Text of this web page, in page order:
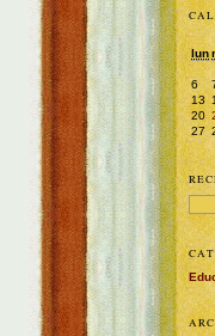
lun
6
13
20
27